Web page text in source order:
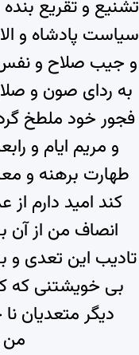
تشنیع و تقریع
سیاست پادشاه و
و جیب صلاح و نفس
به ردای صون و
فجور خود ملطخ
و مریم ایام و
طهارت برهنه و
کند امید دارم
انصاف من از آن
تادیب این تعدی و
بی خویشتنی که
دیگر متعدیان
من